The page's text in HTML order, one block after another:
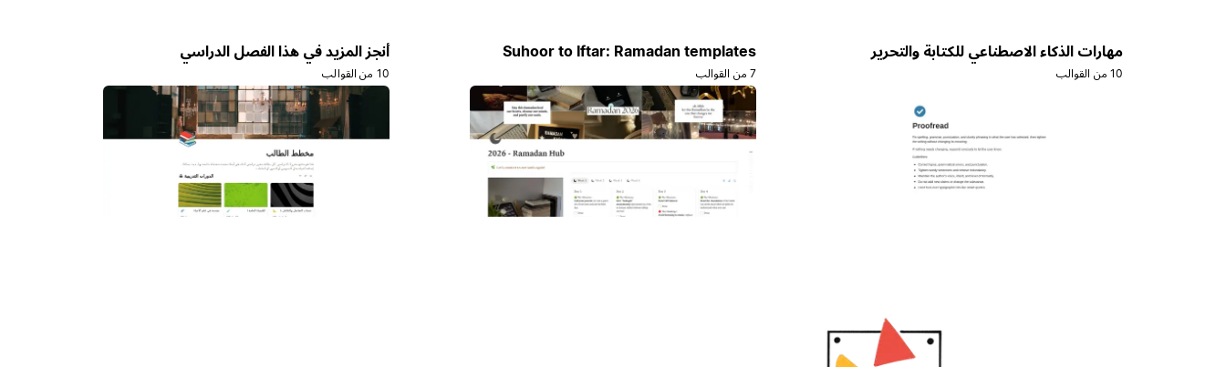
مهارات الذكاء الاصطناعي للكتابة والتحرير
10 من القوالب
Suhoor to Iftar: Ramadan templates
7 من القوالب
أنجز المزيد في هذا الفصل الدراسي
10 من القوالب